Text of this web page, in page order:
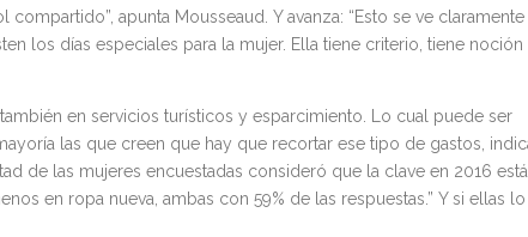
apunta Mousseaud. Y avanza: “Esto se ve claramente
los días especiales para la mujer. Ella tiene criterio, tiene noción
en servicios turísticos y esparcimiento. Lo cual puede ser
las que creen que hay que recortar ese tipo de gastos,
de las mujeres encuestadas consideró que la clave en 2016 está
en ropa nueva, ambas con 59% de las respuestas.” Y si ellas lo